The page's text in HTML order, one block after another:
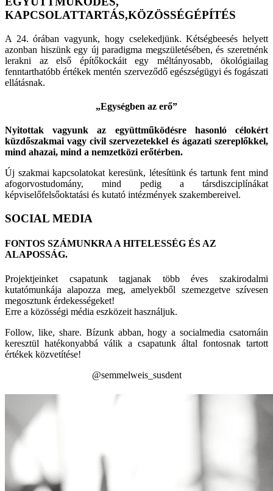
KAPCSOLATTARTÁS,KÖZÖSSÉGÉPÍTÉS
A 24. órában vagyunk, hogy cselekedjünk. Kétségbeesés helyett
azonban hiszünk egy új paradigma megszületésében, és szeretnénk
lerakni az első építőkockáit egy méltányosabb, ökológiailag
fenntarthatóbb értékek mentén szerveződő egészségügyi és fogászati
ellátásnak.
„Egységben az erő”
Nyitottak vagyunk az együttműködésre hasonló célokért
küzdőszakmai vagy civil szervezetekkel és ágazati szereplőkkel,
mind ahazai, mind a nemzetközi erőtérben.
Új szakmai kapcsolatokat keresünk, létesítünk és tartunk fent mind
afogorvostudomány, mind pedig a társdiszciplínákat
képviselőfelsőoktatási és kutató intézmények szakembereivel.
SOCIAL MEDIA
FONTOS SZÁMUNKRA A HITELESSÉG ÉS AZ
ALAPOSSÁG.
Projektjeinket csapatunk tagjanak több éves szakirodalmi
kutatómunkája alapozza meg, amelyekből szemezgetve szívesen
megosztunk érdekességeket!
Erre a közösségi média eszközeit használjuk.
Follow, like, share. Bízunk abban, hogy a socialmedia csatornáin
keresztül hatékonyabbá válik a csapatunk által fontosnak tartott
értékek közvetítése!
@semmelweis_susdent